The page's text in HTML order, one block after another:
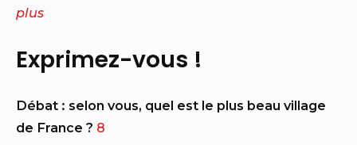
plus
Exprimez-vous !
Débat : selon vous, quel est le plus beau village
de France ? 8